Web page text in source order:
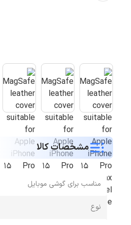
مشخصات کالا
مناسب برای گوشی موبایل
نوع